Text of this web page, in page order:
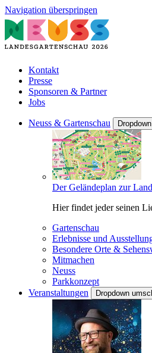
Navigation überspringen
Kontakt
Presse
Sponsoren & Partner
Jobs
Neuss & Gartenschau
Der Geländeplan zur
Hier findet jeder seinen
Gartenschau
Erlebnisse und
Besondere Orte &
Mitmachen
Neuss
Parkkonzept
Veranstaltungen
Dropdown